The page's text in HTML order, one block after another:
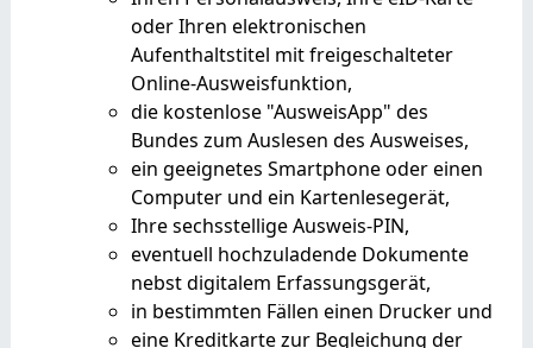
oder Ihren elektronischen
Aufenthaltstitel mit freigeschalteter
Online-Ausweisfunktion,
die kostenlose "AusweisApp" des
Bundes zum Auslesen des Ausweises,
ein geeignetes Smartphone oder einen
Computer und ein Kartenlesegerät,
Ihre sechsstelligeAusweis-PIN,
eventuell hochzuladende Dokumente
nebst digitalem Erfassungsgerät,
in bestimmten Fällen einen Drucker und
eine Kreditkarte zur Begleichung der